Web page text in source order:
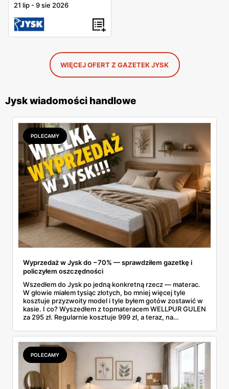
21 lip -9 sie 2026
WIĘCEJ OFERT Z GAZETEK JYSK
Jysk wiadomości handlowe
POLECAMY
Wyprzedaż w Jysk do −70% — sprawdziłem gazetkę i
policzyłem oszczędności
Wszedłem do Jysk po jedną konkretną rzecz — materac.
W głowie miałem tysiąc złotych, bo mniej więcej tyle
kosztuje przyzwoity model i tyle byłem gotów zostawić w
kasie. I co? Wyszedłem z topmateracem WELLPUR GULEN
za 295 zł. Regularnie kosztuje 999 zł, a teraz, na
zrobiłem jeszcze na parkingu: w kieszeni zostało mi jakieś
700 zł.
POLECAMY